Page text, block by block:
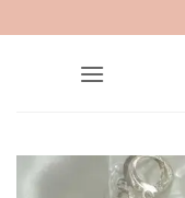
al
contenido